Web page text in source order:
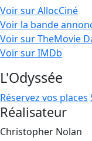
Voir sur AllocCiné
Voir la bande
Voir sur TheMovie
Voir sur IMDb
L'Odyssée
Réservez vos places
Réalisateur
Christopher Nolan